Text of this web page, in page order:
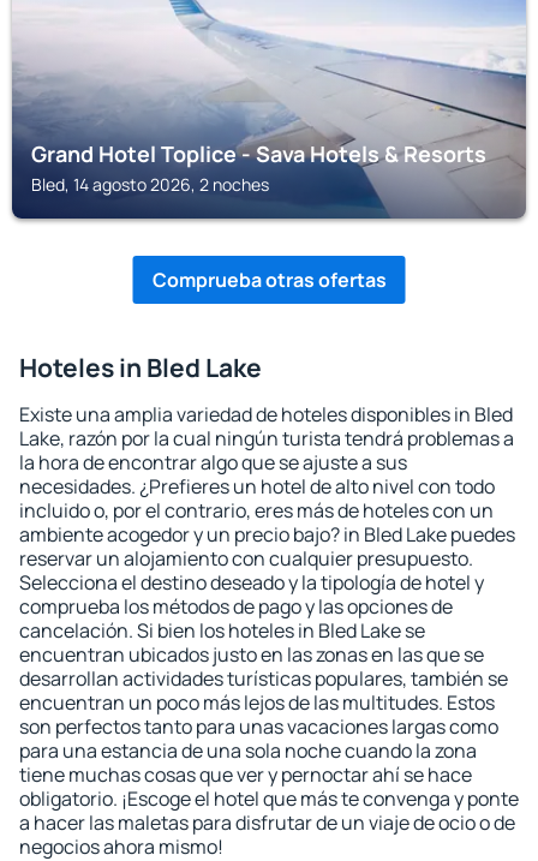
Grand Hotel Toplice - Sava Hotels & Resorts
Bled, 14 agosto 2026, 2 noches
Comprueba otras ofertas
Hoteles in Bled Lake
Existe una amplia variedad de hoteles disponibles in Bled
Lake, razón por la cual ningún turista tendrá problemas a
la hora de encontrar algo que se ajuste a sus
necesidades. ¿Prefieres un hotel de alto nivel con todo
incluido o, por el contrario, eres más de hoteles con un
ambiente acogedor y un precio bajo? in Bled Lake puedes
reservar un alojamiento con cualquier presupuesto.
Selecciona el destino deseado y la tipología de hotel y
comprueba los métodos de pago y las opciones de
cancelación. Si bien los hoteles in Bled Lake se
encuentran ubicados justo en las zonas en las que se
desarrollan actividades turísticas populares, también se
encuentran un poco más lejos de las multitudes. Estos
son perfectos tanto para unas vacaciones largas como
para una estancia de una sola noche cuando la zona
tiene muchas cosas que ver y pernoctar ahí se hace
obligatorio. ¡Escoge el hotel que más te convenga y ponte
a hacer las maletas para disfrutar de un viaje de ocio o de
negocios ahora mismo!